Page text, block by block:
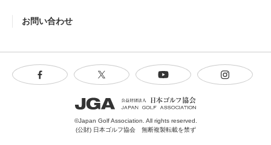
お問い合わせ
©Japan Golf Association. All rights reserved.
(公財) 日本ゴルフ協会 無断複製転載を禁ず